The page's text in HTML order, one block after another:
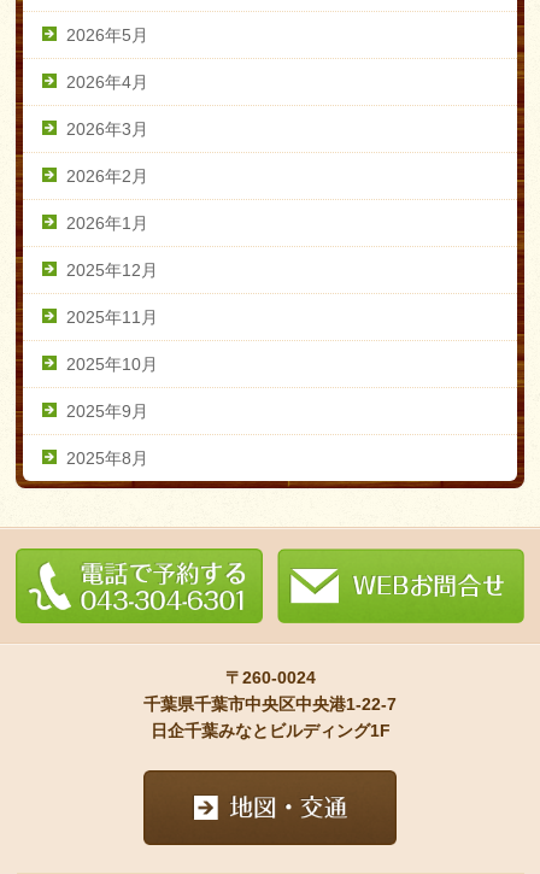
2026年5月
2026年4月
2026年3月
2026年2月
2026年1月
2025年12月
2025年11月
2025年10月
2025年9月
2025年8月
〒260-0024
千葉県千葉市中央区中央港1-22-7
日企千葉みなとビルディング1F